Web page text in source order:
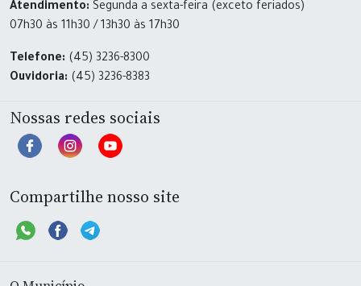
Atendimento: Segunda a sexta-feira (exceto feriados)
07h30 às 11h30 / 13h30 às 17h30
Telefone: (45) 3236-8300
Ouvidoria: (45) 3236-8383
Nossas redes sociais
Compartilhe nosso site